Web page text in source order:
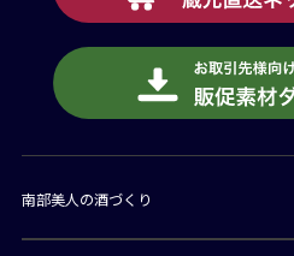
南部美人の酒づくり